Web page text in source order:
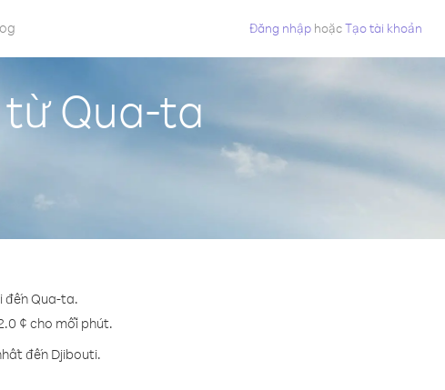
Đăng nhập hoặcTạo tài khoản
Qua-ta
đến Qua-ta.
¢ cho mỗi phút.
đến Djibouti.